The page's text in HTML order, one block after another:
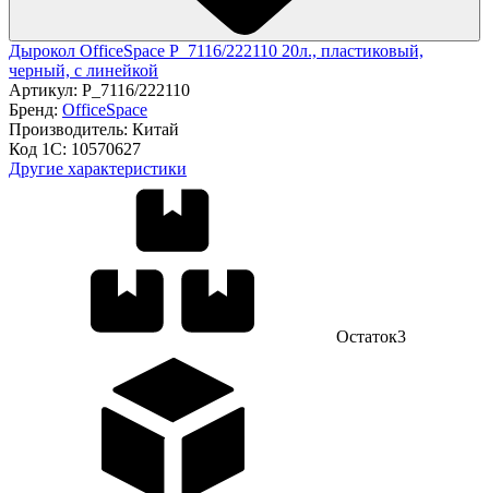
Дырокол OfficeSpace P_7116/222110 20л., пластиковый,
черный, с линейкой
Артикул: P_7116/222110
Бренд: OfficeSpace
Производитель: Китай
Код 1С: 10570627
Другие характеристики
Остаток3